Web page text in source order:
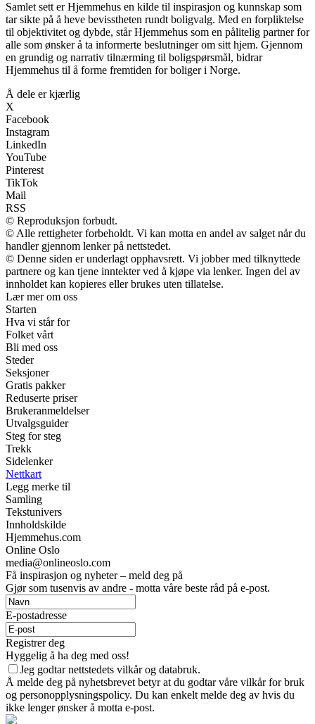
Samlet sett er Hjemmehus en kilde til inspirasjon og kunnskap som
tar sikte på å heve bevisstheten rundt boligvalg. Med en forpliktelse
til objektivitet og dybde, står Hjemmehus som en pålitelig partner for
alle som ønsker å ta informerte beslutninger om sitt hjem. Gjennom
en grundig og narrativ tilnærming til boligspørsmål, bidrar
Hjemmehus til å forme fremtiden for boliger i Norge.
Å dele er kjærlig
X
Facebook
Instagram
LinkedIn
YouTube
Pinterest
TikTok
Mail
RSS
© Reproduksjon forbudt.
© Alle rettigheter forbeholdt. Vi kan motta en andel av salget når du
handler gjennom lenker på nettstedet.
© Denne siden er underlagt opphavsrett. Vi jobber med tilknyttede
partnere og kan tjene inntekter ved å kjøpe via lenker. Ingen del av
innholdet kan kopieres eller brukes uten tillatelse.
Lær mer om oss
Starten
Hva vi står for
Folket vårt
Bli med oss
Steder
Seksjoner
Gratis pakker
Reduserte priser
Brukeranmeldelser
Utvalgsguider
Steg for steg
Trekk
Sidelenker
Nettkart
Legg merke til
Samling
Tekstunivers
Innholdskilde
Hjemmehus.com
Online Oslo
media@onlineoslo.com
Få inspirasjon og nyheter – meld deg på
Gjør som tusenvis av andre - motta våre beste råd på e-post.
E-postadresse
Registrer deg
Hyggelig å ha deg med oss!
Jeg godtar nettstedets vilkår og databruk.
Å melde deg på nyhetsbrevet betyr at du godtar våre vilkår for bruk
og personopplysningspolicy. Du kan enkelt melde deg av hvis du
ikke lenger ønsker å motta e-post.